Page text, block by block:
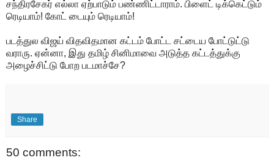
சந்திரசேகர் எல்லா ஏற்பாடும் பண்ணிட்டாராம். பிளைட் டிக்கெட்டும்
ரெடியாம்! கோட் டையும் ரெடியாம்!
படத்துல விஜய் விதவிதமான கட்டம் போட்ட சட்டைய போட்டுட்டு
வராரு. ஏன்னா, இது தமிழ் சினிமாவை அடுத்த கட்டத்துக்கு
அழைச்சிட்டு போற படமாச்சே?
Share
50 comments: